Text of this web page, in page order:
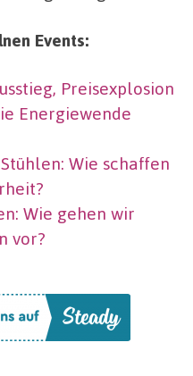
Events:
Preisexplosion
Energiewende
Wie schaffen
Wie gehen wir
vor?